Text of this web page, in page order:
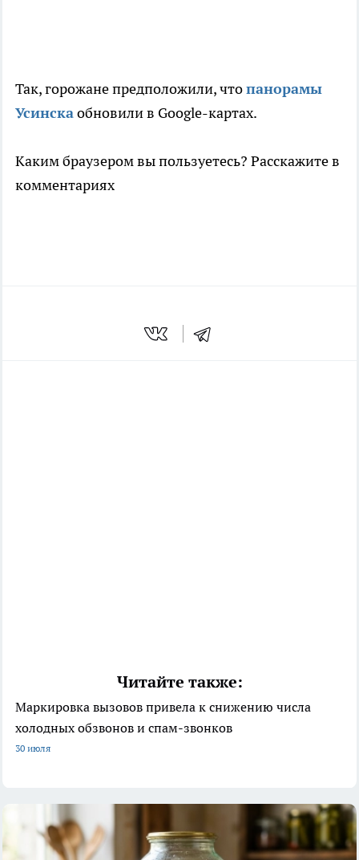
Так, горожане предположили, чтопанорамы
Усинскаобновили в Google-картах.
Каким браузером вы пользуетесь? Расскажите в
комментариях
Читайте также:
Маркировка вызовов привела к снижению числа
холодных обзвонов и спам-звонков
30 июля